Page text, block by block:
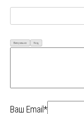
Визуально Код
Ваш Email*